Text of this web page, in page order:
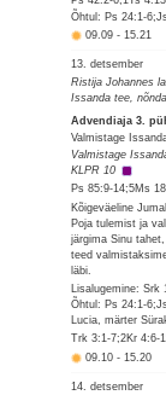
Õhtul: Ps 24:1-
09.09- 15.21
13. detsember
Ristija Johannes
Issanda tee,
Advendiaja 3.
Valmistage
Valmistage
KLPR 10
Ps 85:9-14;5Ms
Kõigeväeline
Poja tulemist ja
järgima Sinu
teed
läbi.
Lisalugemine: Srk
Õhtul: Ps 24:1-
Lucia, märter
Trk 3:1-7;2Kr 4:6-
09.10- 15.20
14. detsember